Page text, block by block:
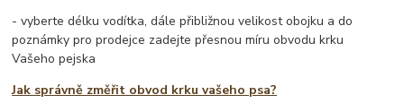
- vyberte délku vodítka, dále přibližnou velikost obojku a do
poznámky pro prodejce zadejte přesnou míru obvodu krku
Vašeho pejska
Jak správně změřit obvod krku vašeho psa?